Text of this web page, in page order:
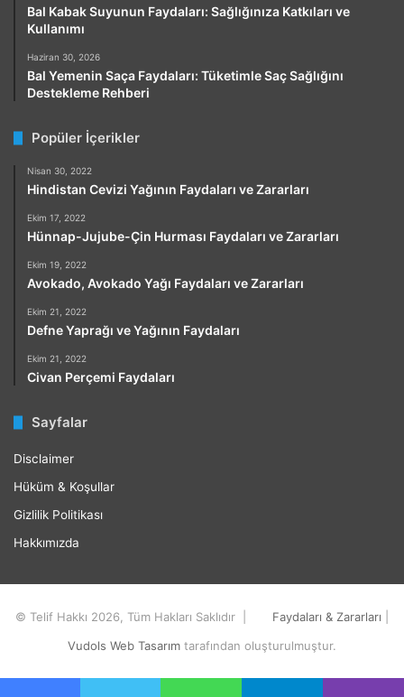
Bal Kabak Suyunun Faydaları: Sağlığınıza Katkıları ve
Kullanımı
Haziran 30, 2026
Bal Yemenin Saça Faydaları: Tüketimle Saç Sağlığını
Destekleme Rehberi
Popüler İçerikler
Nisan 30, 2022
Hindistan Cevizi Yağının Faydaları ve Zararları
Ekim 17, 2022
Hünnap-Jujube-Çin Hurması Faydaları ve Zararları
Ekim 19, 2022
Avokado, Avokado Yağı Faydaları ve Zararları
Ekim 21, 2022
Defne Yaprağı ve Yağının Faydaları
Ekim 21, 2022
Civan Perçemi Faydaları
Sayfalar
Disclaimer
Hüküm & Koşullar
Gizlilik Politikası
Hakkımızda
© Telif Hakkı 2026, Tüm Hakları Saklıdır | Faydaları & Zararları
Vudols Web Tasarım tarafından oluşturulmuştur.